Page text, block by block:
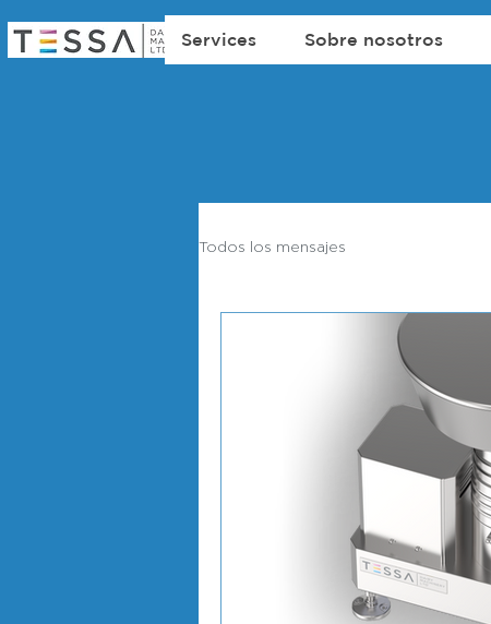
Services Sobre nosotros
Todos los mensajes